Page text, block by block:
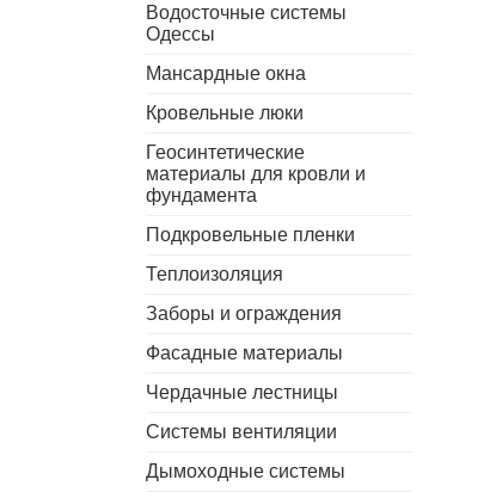
Водосточные системы
Одессы
Мансардные окна
Кровельные люки
Геосинтетические
материалы для кровли и
фундамента
Подкровельные пленки
Теплоизоляция
Заборы и ограждения
Фасадные материалы
Чердачные лестницы
Системы вентиляции
Дымоходные системы